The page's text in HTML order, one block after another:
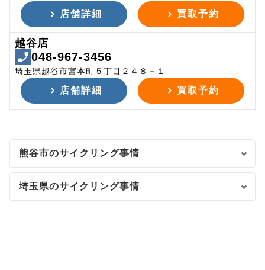
店舗詳細 買取予約
越谷店
048-967-3456
埼玉県越谷市宮本町５丁目２４８－１
店舗詳細 買取予約
熊谷市のサイクリング事情
埼玉県のサイクリング事情